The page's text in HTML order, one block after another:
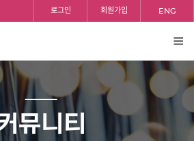
로그인 회원가입 ENG
전체
보기
뮤니티